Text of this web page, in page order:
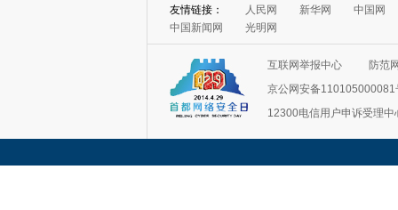
友情链接： 人民网 新华网
中国网
中国新闻网
光明网
互联网举报中心
防范
京公网安备110105000081
12300电信用户申诉受理中